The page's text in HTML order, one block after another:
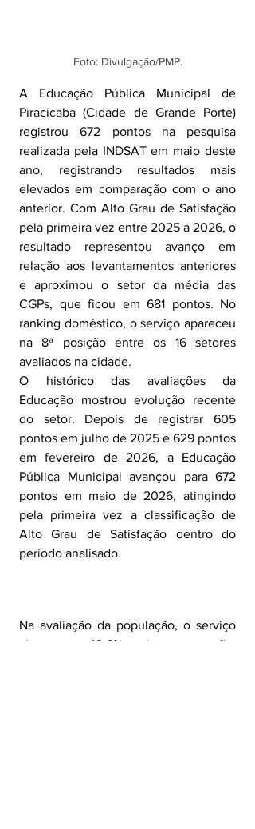
Foto: Divulgação/PMP.
A Educação Pública Municipal de
Piracicaba (Cidade de Grande Porte)
registrou 672 pontos na pesquisa
realizada pela INDSAT em maio deste
ano, registrando resultados mais
elevados em comparação com o ano
anterior. Com Alto Grau de Satisfação
pela primeira vez entre 2025 a 2026, o
resultado representou avanço em
relação aos levantamentos anteriores
e aproximou o setor da média das
CGPs, que ficou em 681 pontos. No
ranking doméstico, o serviço apareceu
na 8ª posição entre os 16 setores
avaliados na cidade.
O histórico das avaliações da
Educação mostrou evolução recente
do setor. Depois de registrar 605
pontos em julho de 2025 e 629 pontos
em fevereiro de 2026, a Educação
Pública Municipal avançou para 672
pontos em maio de 2026, atingindo
pela primeira vez a classificação de
Alto Grau de Satisfação dentro do
período analisado.
Na avaliação da população, o serviço
alcançou 48,6% de aprovação,